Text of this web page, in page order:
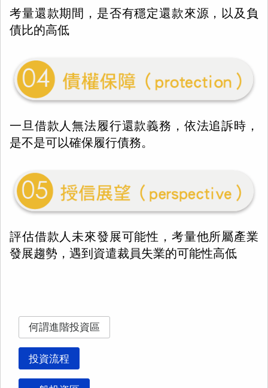
考量還款期間，是否有穩定還款來源，以及負
債比的高低
一旦借款人無法履行還款義務，依法追訴時，
是不是可以確保履行債務。
評估借款人未來發展可能性，考量他所屬產業
發展趨勢，遇到資遣裁員失業的可能性高低
何謂進階投資區
投資流程